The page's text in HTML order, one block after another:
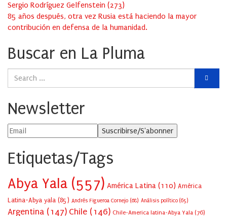
Sergio Rodríguez Gelfenstein (273)
85 años después, otra vez Rusia está haciendo la mayor
contribución en defensa de la humanidad.
Buscar en La Pluma
Newsletter
Etiquetas/Tags
Abya Yala (557) América Latina (110) América
Latina-Abya yala (85) Andrés Figueroa Cornejo (68) Análisis político (65)
Argentina (147) Chile (146) Chile-America latina-Abya Yala (76)